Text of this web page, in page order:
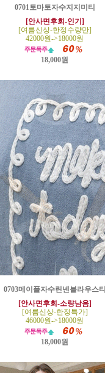
0701토마토자수지지미티
[안사면후회-인기]
[여름신상-한정수량만]
42000원->18000원
18,000원
0703메이플자수린넨블라우스티
[안사면후회-소량남음]
[여름신상-한정특가]
46000원->18000원
18,000원